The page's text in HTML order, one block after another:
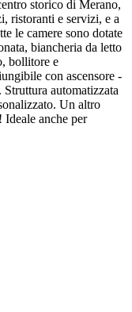
storico di Merano,
ristoranti e servizi, e a
le camere sono dotate
biancheria da letto
bollitore e
con ascensore -
automatizzata
Un altro
anche per